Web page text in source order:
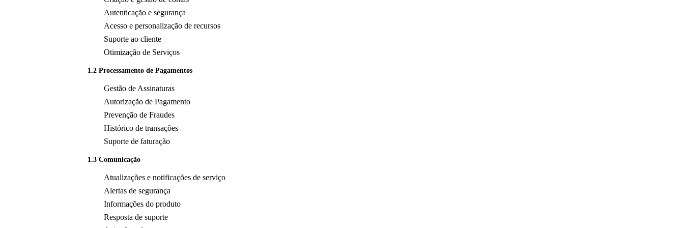
Autenticação e segurança
Acesso e personalização de recursos
Suporte ao cliente
Otimização de Serviços
1.2 Processamento de Pagamentos
Gestão de Assinaturas
Autorização de Pagamento
Prevenção de Fraudes
Histórico de transações
Suporte de faturação
1.3 Comunicação
Atualizações e notificações de serviço
Alertas de segurança
Informações do produto
Resposta de suporte